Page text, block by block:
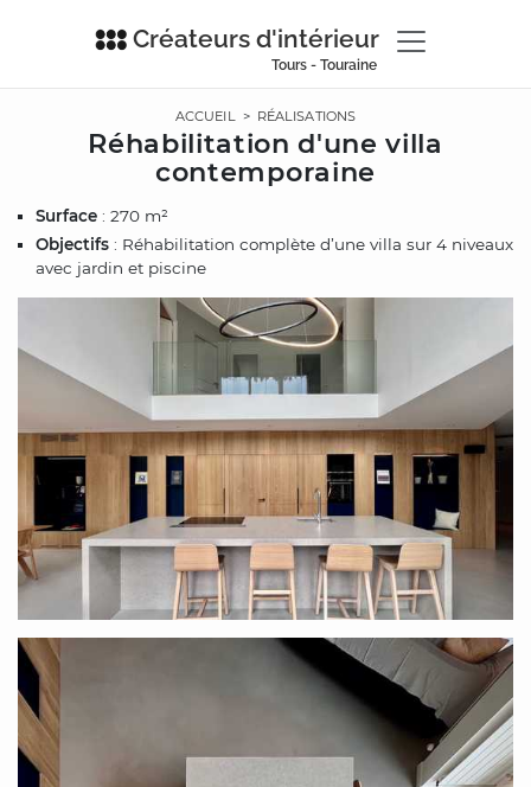
Créateurs d'intérieur
Tours - Touraine
ACCUEIL> RÉALISATIONS
Réhabilitation d'une villa
contemporaine
Surface : 270 m²
Objectifs : Réhabilitation complète d’une villa sur 4 niveaux
avec jardin et piscine